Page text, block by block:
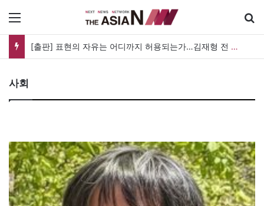
[출판] 표현의 자유는 어디까지 허용되는가…김재형 전 대법관 ‘언론과 인격권’
사회